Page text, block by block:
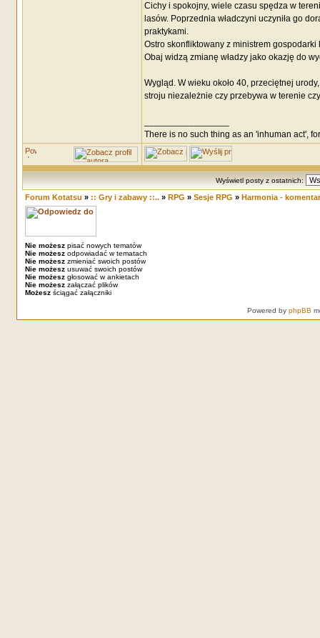
Cichy i spokojny, wiele czasu spędza w
lasów. Poprzednia władczyni uczyniła go
praktykami.
Ostro skonfliktowany z ministrem
Obaj widzą zmianę władzy jako okazję do
Wygląd. W wieku około 40, przeciętnej
stroju niezależnie czy przebywa w terenie
There is no such thing as an 'inhuman act',
Wyświetl posty z ostatnich:
Forum Kotatsu » :: Gry i zabawy ::..» RPG » Sesje RPG » Harmonia -
Nie możeszpisać nowych tematów
Nie możeszodpowiadać w tematach
Nie możeszzmieniać swoich postów
Nie możeszusuwać swoich postów
Nie możeszgłosować w ankietach
Nie możeszzałączać plików
Możeszściągać załączniki
Powered by phpBB